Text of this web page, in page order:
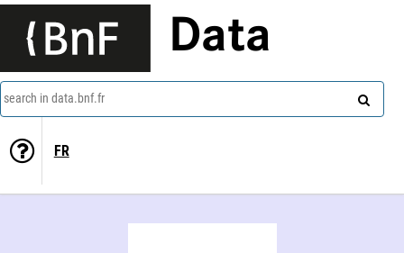
Data
search in data.bnf.fr
FR